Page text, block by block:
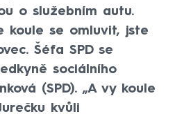
o služebním autu.
koule se omluvit, jste
Šéfa SPD se
sociálního
(SPD). „A vy koule
kvůli